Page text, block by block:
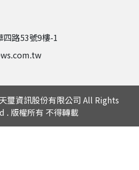
四路53號9樓-1
璽資訊股份有限公司 All Rights
. 版權所有 不得轉載